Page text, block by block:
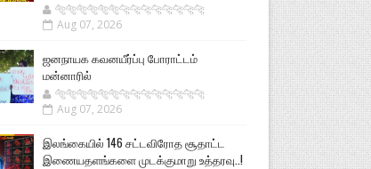
🐅🐅🐅🐅🐅🐅🐆🐆🐆🐆🐆🐆🐆🐆
Aug 07, 2026
ஜனநாயக கவனயீர்ப்பு போராட்டம்
மன்னாரில்
🐅🐅🐅🐅🐅🐅🐆🐆🐆🐆🐆🐆🐆🐆
Aug 07, 2026
இலங்கையில் 146 சட்டவிரோத சூதாட்ட
இணையதளங்களை முடக்குமாறு உத்தரவு..!